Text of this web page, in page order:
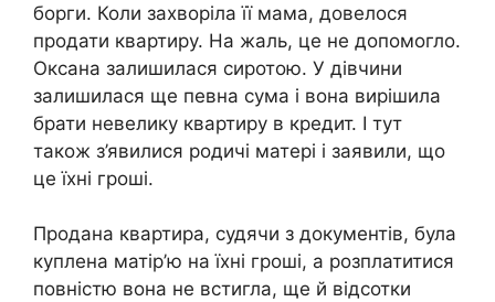
борги. Коли захворіла її мама, довелося
продати квартиру. На жаль, це не допомогло.
Оксана залишилася сиротою. У дівчини
залишилася ще певна сума і вона вирішила
брати невелику квартиру в кредит. І тут
також з’явилися родичі матері і заявили, що
це їхні гроші.
Продана квартира, судячи з документів, була
куплена матір’ю на їхні гроші, а розплатитися
повністю вона не встигла, ще й відсотки